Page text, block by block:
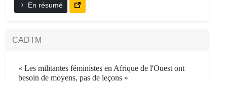
En résumé
CADTM
« Les militantes féministes en Afrique de l'Ouest ont
besoin de moyens, pas de leçons »